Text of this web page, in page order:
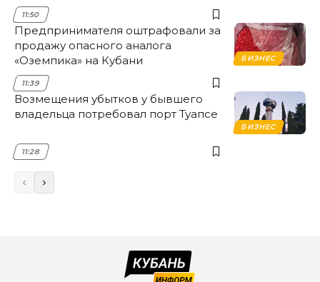
11:50
БИЗНЕС
Предпринимателя оштрафовали за
продажу опасного аналога
«Оземпика» на Кубани
11:39
БИЗНЕС
Возмещения убытков у бывшего
владельца потребовал порт Туапсе
11:28